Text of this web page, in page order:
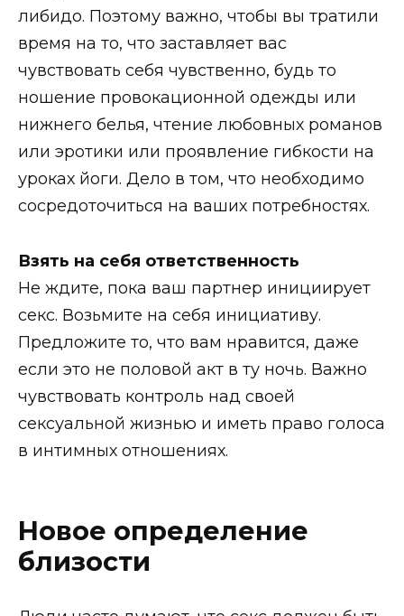
либидо. Поэтому важно, чтобы вы тратили
время на то, что заставляет вас
чувствовать себя чувственно, будь то
ношение провокационной одежды или
нижнего белья, чтение любовных романов
или эротики или проявление гибкости на
уроках йоги. Дело в том, что необходимо
сосредоточиться на ваших потребностях.
Взять на себя ответственность
Не ждите, пока ваш партнер инициирует
секс. Возьмите на себя инициативу.
Предложите то, что вам нравится, даже
если это не половой акт в ту ночь. Важно
чувствовать контроль над своей
сексуальной жизнью и иметь право голоса
в интимных отношениях.
Новое определение
близости